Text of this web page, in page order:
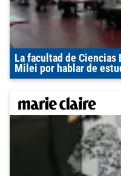
La facultad de Ciencias
Milei por hablar de